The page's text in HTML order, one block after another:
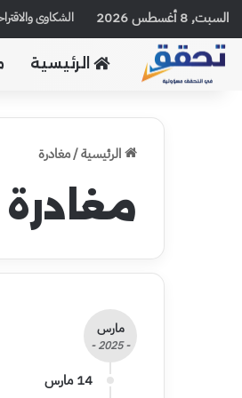
السبت, 8 أغسطس 2026 الشكاوى
الرئيسية
الرئيسية/مغادرة
مغادرة
مارس
- 2025 -
14 مارس